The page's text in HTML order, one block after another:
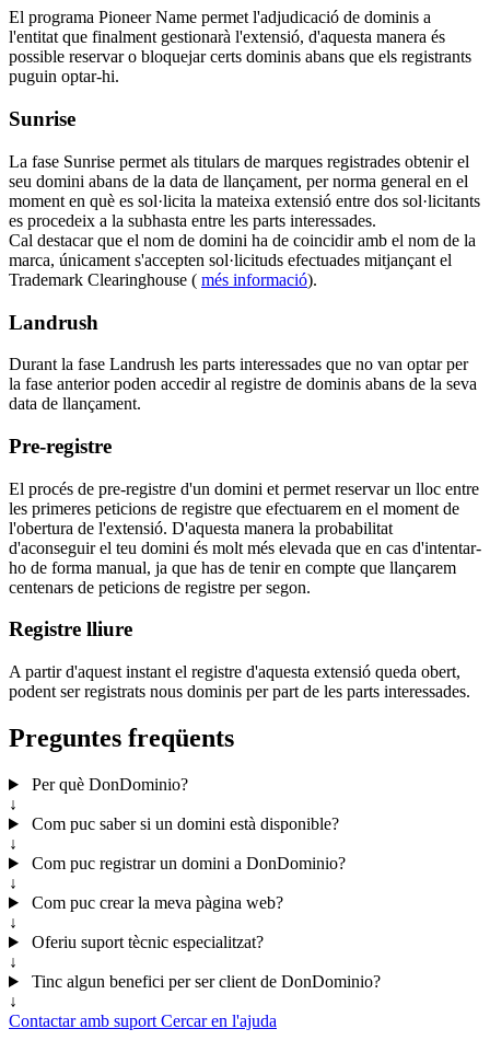
El programa Pioneer Name permet l'adjudicació de dominis a
l'entitat que finalment gestionarà l'extensió, d'aquesta manera és
possible reservar o bloquejar certs dominis abans que els registrants
puguin optar-hi.
Sunrise
La fase Sunrise permet als titulars de marques registrades obtenir el
seu domini abans de la data de llançament, per norma general en el
moment en què es sol·licita la mateixa extensió entre dos sol·licitants
es procedeix a la subhasta entre les parts interessades.
Cal destacar que el nom de domini ha de coincidir amb el nom de la
marca, únicament s'accepten sol·licituds efectuades mitjançant el
Trademark Clearinghouse ( més informació).
Landrush
Durant la fase Landrush les parts interessades que no van optar per
la fase anterior poden accedir al registre de dominis abans de la seva
data de llançament.
Pre-registre
El procés de pre-registre d'un domini et permet reservar un lloc entre
les primeres peticions de registre que efectuarem en el moment de
l'obertura de l'extensió. D'aquesta manera la probabilitat
d'aconseguir el teu domini és molt més elevada que en cas d'intentar-
ho de forma manual, ja que has de tenir en compte que llançarem
centenars de peticions de registre per segon.
Registre lliure
A partir d'aquest instant el registre d'aquesta extensió queda obert,
podent ser registrats nous dominis per part de les parts interessades.
Preguntes freqüents
Per què DonDominio?
↓
Com puc saber si un domini està disponible?
↓
Com puc registrar un domini a DonDominio?
↓
Com puc crear la meva pàgina web?
↓
Oferiu suport tècnic especialitzat?
↓
Tinc algun benefici per ser client de DonDominio?
↓
Contactar amb suport Cercar en l'ajuda